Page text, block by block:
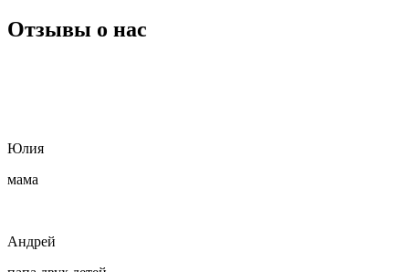
Отзывы о нас
Юлия
мама
Андрей